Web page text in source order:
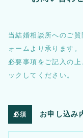
当結婚相談所へのご
ォームより承ります。
必要事項をご記入の
ックしてください。
必須 お申し込み